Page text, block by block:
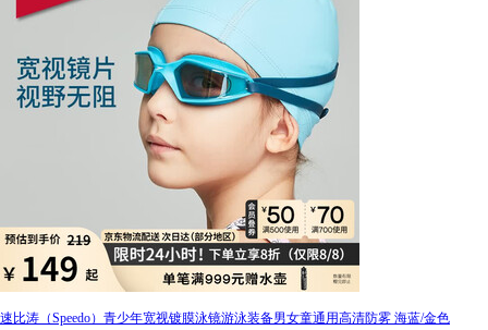
速比涛（Speedo）青少年宽视镀膜泳镜游泳装备男女童通用高清防雾 海蓝/金色